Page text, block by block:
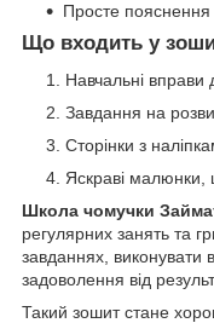
Просте пояснення
Що входить у
Навчальні вправи
Завдання на
Сторінки з
Яскраві
Школа чомучки
регулярних занять та
завданнях, виконувати
задоволення від
Такий зошит стане